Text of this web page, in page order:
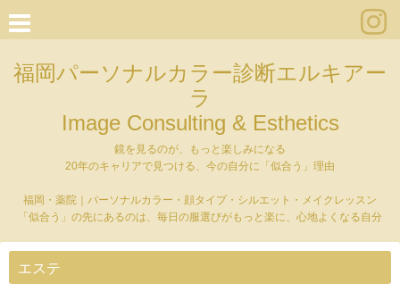
福岡パーソナルカラー診断エルキアー
ラ
Image Consulting & Esthetics
鏡を見るのが、もっと楽しみになる
20年のキャリアで見つける、今の自分に「似合う」理由
福岡・薬院｜パーソナルカラー・顔タイプ・シルエット・メイクレッスン
「似合う」の先にあるのは、毎日の服選びがもっと楽に、心地よくなる自分
エステ